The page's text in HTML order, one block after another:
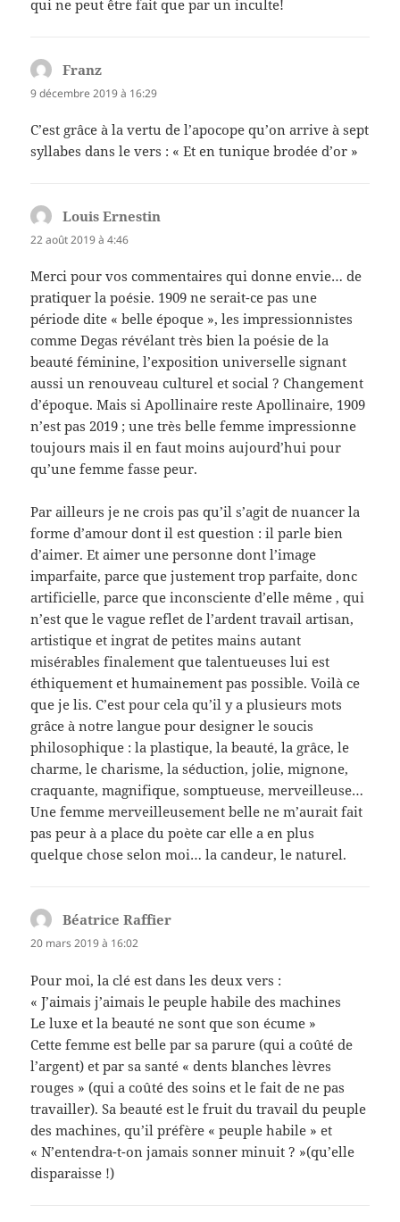
qui ne peut être fait que par un inculte!
Franz
9 décembre 2019 à 16:29
C’est grâce à la vertu de l’apocope qu’on arrive à sept
syllabes dans le vers : « Et en tunique brodée d’or »
Louis Ernestin
22 août 2019 à 4:46
Merci pour vos commentaires qui donne envie… de
pratiquer la poésie. 1909 ne serait-ce pas une
période dite « belle époque », les impressionnistes
comme Degas révélant très bien la poésie de la
beauté féminine, l’exposition universelle signant
aussi un renouveau culturel et social ? Changement
d’époque. Mais si Apollinaire reste Apollinaire, 1909
n’est pas 2019 ; une très belle femme impressionne
toujours mais il en faut moins aujourd’hui pour
qu’une femme fasse peur.
Par ailleurs je ne crois pas qu’il s’agit de nuancer la
forme d’amour dont il est question : il parle bien
d’aimer. Et aimer une personne dont l’image
imparfaite, parce que justement trop parfaite, donc
artificielle, parce que inconsciente d’elle même , qui
n’est que le vague reflet de l’ardent travail artisan,
artistique et ingrat de petites mains autant
misérables finalement que talentueuses lui est
éthiquement et humainement pas possible. Voilà ce
que je lis. C’est pour cela qu’il y a plusieurs mots
grâce à notre langue pour designer le soucis
philosophique : la plastique, la beauté, la grâce, le
charme, le charisme, la séduction, jolie, mignone,
craquante, magnifique, somptueuse, merveilleuse…
Une femme merveilleusement belle ne m’aurait fait
pas peur à a place du poète car elle a en plus
quelque chose selon moi… la candeur, le naturel.
Béatrice Raffier
20 mars 2019 à 16:02
Pour moi, la clé est dans les deux vers :
« J’aimais j’aimais le peuple habile des machines
Le luxe et la beauté ne sont que son écume »
Cette femme est belle par sa parure (qui a coûté de
l’argent) et par sa santé « dents blanches lèvres
rouges » (qui a coûté des soins et le fait de ne pas
travailler). Sa beauté est le fruit du travail du peuple
des machines, qu’il préfère « peuple habile » et
« N’entendra-t-on jamais sonner minuit ? »(qu’elle
disparaisse !)